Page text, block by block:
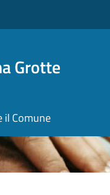
Grotte
il Comune